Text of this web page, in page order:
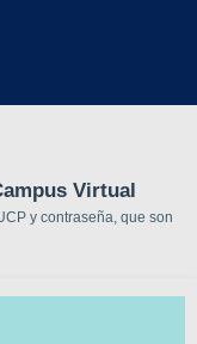
Virtual
y contraseña, que son